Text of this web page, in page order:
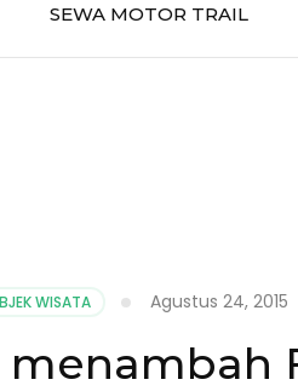
SEWA MOTOR TRAIL
WISATA Agustus 24, 2015